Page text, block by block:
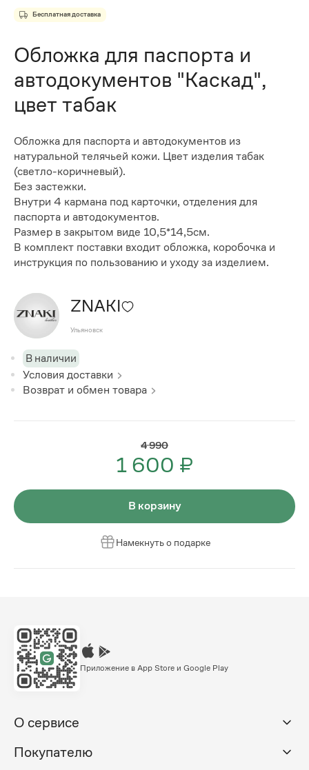
Бесплатная доставка
Обложка для паспорта и
автодокументов "Каскад",
цвет табак
Обложка для паспорта и автодокументов из
натуральной телячьей кожи. Цвет изделия табак
(светло-коричневый).
Без застежки.
Внутри 4 кармана под карточки, отделения для
паспорта и автодокументов.
Размер в закрытом виде 10,5*14,5см.
В комплект поставки входит обложка, коробочка и
инструкция по пользованию и уходу за изделием.
ZNAKI
Ульяновск
В наличии
Условия доставки
Возврат и обмен товара
4 990
1 600 ₽
В корзину
Намекнуть о подарке
Приложение в App Store и Google Play
О сервисе
Покупателю